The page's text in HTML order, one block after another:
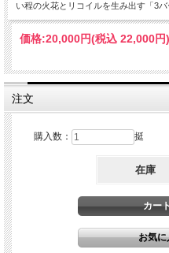
い程の火花とリコイルを生み出す「3
価格:20,000円(税込 22,000円)
注文
購入数： 挺
在庫